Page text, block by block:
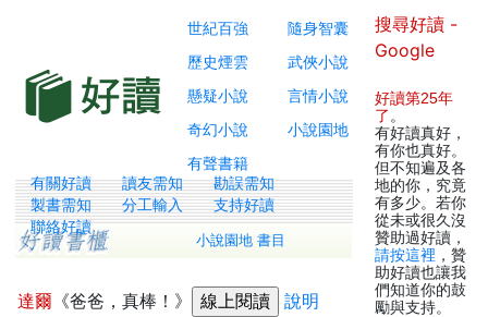
世紀百強
隨身智囊
歷史煙雲
武俠小說
懸疑小說
言情小說
奇幻小說
小說園地
有聲書籍
有關好讀 讀友需知
勘誤需知
製書需知
分工輸入
支持好讀
聯絡好讀
小說園地 書目
達爾 《爸爸，真棒！》 說明
搜尋好讀 -
Google
好讀第25年
了 。
有好讀真好，
有你也真好。
但不知遍及各
地的你，究竟
有多少。若你
從未或很久沒
贊助過好讀，
請按這裡 ，贊
助好讀也讓我
們知道你的鼓
勵與支持。